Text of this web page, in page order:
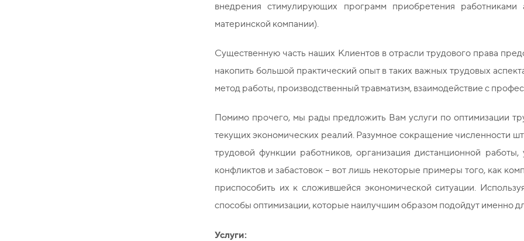
внедрения стимулирующих программ приобретения
материнской компании).
Существенную часть наших Клиентов в отрасли трудового права
накопить большой практический опыт в таких важных трудовых
метод работы, производственный травматизм, взаимодействие с
Помимо прочего, мы рады предложить Вам услуги по оптимизации
текущих экономических реалий. Разумное сокращение численности
трудовой функции работников, организация дистанционной
конфликтов и забастовок – вот лишь некоторые примеры того, как
приспособить их к сложившейся экономической ситуации.
способы оптимизации, которые наилучшим образом подойдут именно
Услуги: